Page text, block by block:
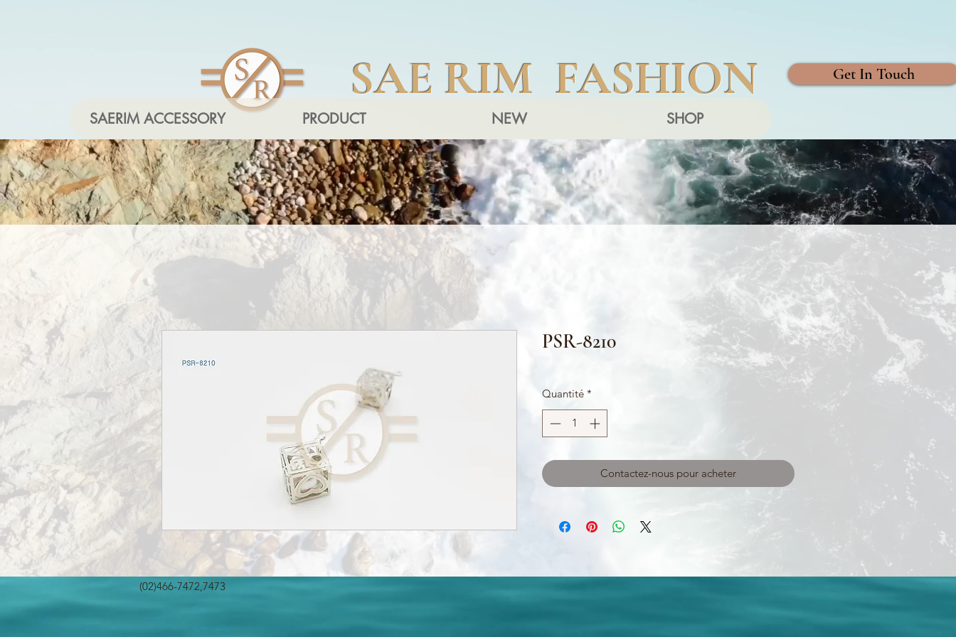
SAE RIM FASHION
SAERIM ACCESSORY PRODUCT NEW SHOP
Get In Touch
PSR-8210
Quantité *
Contactez-nous pour acheter
(02)466-7472,7473